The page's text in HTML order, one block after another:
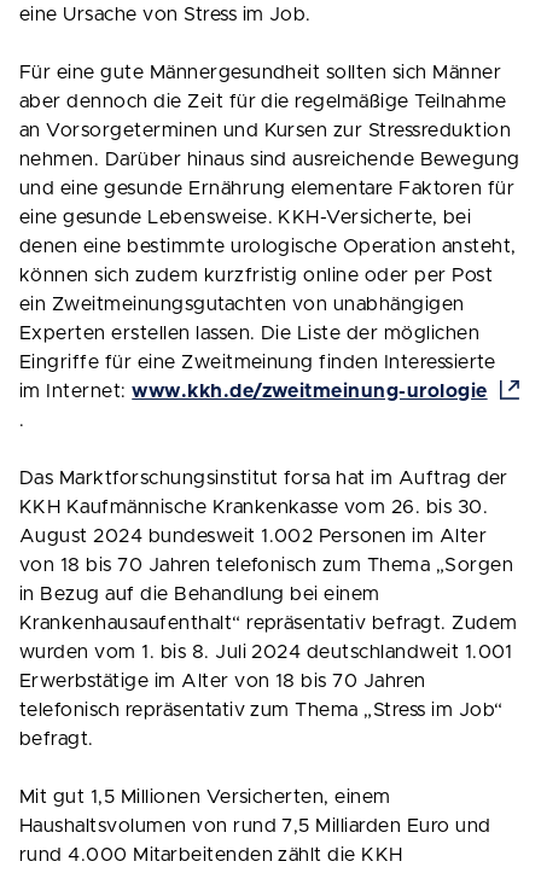
eine Ursache von Stress im Job.
Für eine gute Männergesundheit sollten sich Männer
aber dennoch die Zeit für die regelmäßige Teilnahme
an Vorsorgeterminen und Kursen zur Stressreduktion
nehmen. Darüber hinaus sind ausreichende Bewegung
und eine gesunde Ernährung elementare Faktoren für
eine gesunde Lebensweise. KKH-Versicherte, bei
denen eine bestimmte urologische Operation ansteht,
können sich zudem kurzfristig online oder per Post
ein Zweitmeinungsgutachten von unabhängigen
Experten erstellen lassen. Die Liste der möglichen
Eingriffe für eine Zweitmeinung finden Interessierte
im Internet:www.kkh.de/zweitmeinung-urologie
.
Das Marktforschungsinstitut forsa hat im Auftrag der
KKH Kaufmännische Krankenkasse vom 26. bis 30.
August 2024 bundesweit 1.002 Personen im Alter
von 18 bis 70 Jahren telefonisch zum Thema „Sorgen
in Bezug auf die Behandlung bei einem
Krankenhausaufenthalt“ repräsentativ befragt. Zudem
wurden vom 1. bis 8. Juli 2024 deutschlandweit 1.001
Erwerbstätige im Alter von 18 bis 70 Jahren
telefonisch repräsentativ zum Thema „Stress im Job“
befragt.
Mit gut 1,5 Millionen Versicherten, einem
Haushaltsvolumen von rund 7,5 Milliarden Euro und
rund 4.000 Mitarbeitenden zählt die KKH